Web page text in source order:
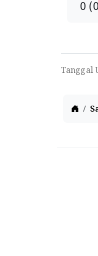
0 (0
Tanggal